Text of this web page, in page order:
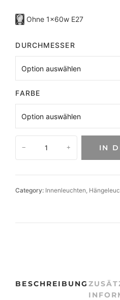
Ohne 1×60w E27
DURCHMESSER
FARBE
r
e
− + IN
Category: Innenleuchten
BESCHREIBUNG